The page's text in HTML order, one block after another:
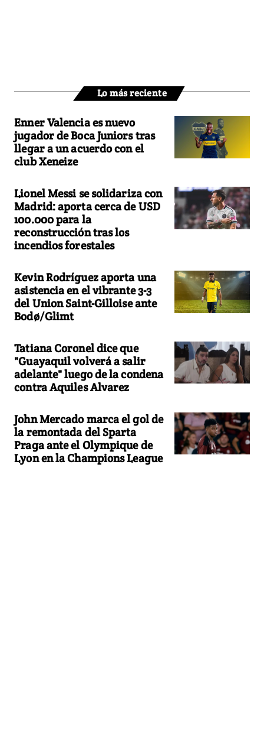
Lo más reciente
Enner Valencia es nuevo
jugador de Boca Juniors tras
llegar a un acuerdo con el
club Xeneize
Lionel Messi se solidariza con
Madrid: aporta cerca de USD
100.000 para la
reconstrucción tras los
incendios forestales
Kevin Rodríguez aporta una
asistencia en el vibrante 3-3
del Union Saint-Gilloise ante
Bodø/Glimt
Tatiana Coronel dice que
"Guayaquil volverá a salir
adelante" luego de la condena
contra Aquiles Alvarez
John Mercado marca el gol de
la remontada del Sparta
Praga ante el Olympique de
Lyon en la Champions League